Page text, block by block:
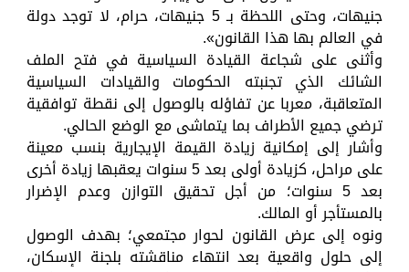
جنيهات، وحتى اللحظة بـ 5 جنيهات، حرام، لا توجد دولة
في العالم بها هذا القانون».
وأثنى على شجاعة القيادة السياسية في فتح الملف
الشائك الذي تجنبته الحكومات والقيادات السياسية
المتعاقبة، معربا عن تفاؤله بالوصول إلى نقطة توافقية
ترضي جميع الأطراف بما يتماشى مع الوضع الحالي.
وأشار إلى إمكانية زيادة القيمة الإيجارية بنسب معينة
على مراحل، كزيادة أولى بعد 5 سنوات يعقبها زيادة أخرى
بعد 5 سنوات؛ من أجل تحقيق التوازن وعدم الإضرار
بالمستأجر أو المالك.
ونوه إلى عرض القانون لحوار مجتمعي؛ بهدف الوصول
إلى حلول واقعية بعد انتهاء مناقشته بلجنة الإسكان،